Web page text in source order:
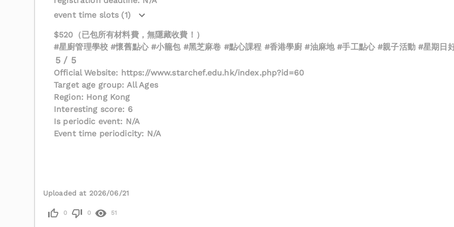
event time slots (1)
$520（已包所有材料費，無隱藏收費！）
#星廚管理學校 #懷舊點心 #小籠包 #黑芝麻卷 #點心課程 #香港學廚 #油麻地 #手工點心 #親子活動 #星期日
5 / 5
Official Website: https://www.starchef.edu.hk/index.php?id=60
Target age group: All Ages
Region: Hong Kong
Interesting score: 6
Is periodic event: N/A
Event time periodicity: N/A
Uploaded at 2026/06/21
0 0 51